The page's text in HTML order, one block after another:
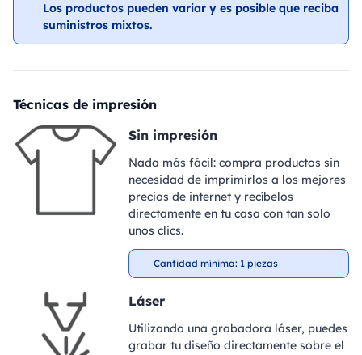
Los productos pueden variar y es posible que reciba
suministros mixtos.
Técnicas de impresión
Sin impresión
Nada más fácil: compra productos sin
necesidad de imprimirlos a los mejores
precios de internet y recíbelos
directamente en tu casa con tan solo
unos clics.
Cantidad mínima: 1 piezas
Láser
Utilizando una grabadora láser, puedes
grabar tu diseño directamente sobre el